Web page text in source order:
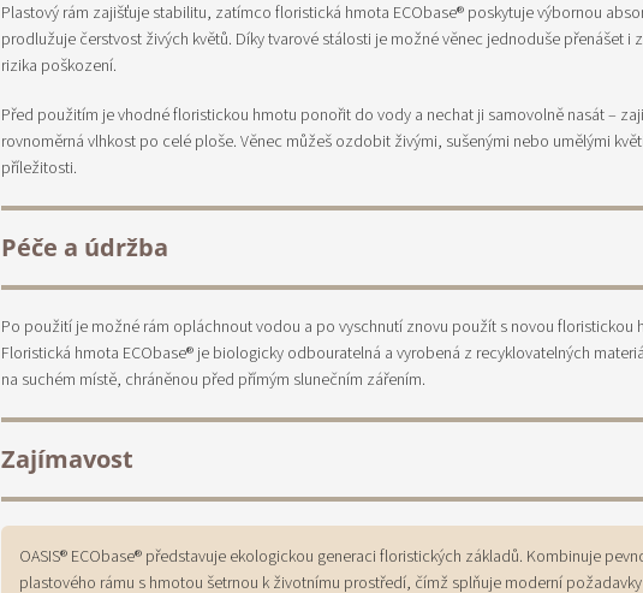
Plastový rám zajišťuje stabilitu, zatímco floristická hmota ECObase® poskytuje výbornou
prodlužuje čerstvost živých květů. Díky tvarové stálosti je možné věnec jednoduše přenášet i
rizika poškození.
Před použitím je vhodné floristickou hmotu ponořit do vody a nechat ji samovolně nasát –
rovnoměrná vlhkost po celé ploše. Věnec můžeš ozdobit živými, sušenými nebo umělými
příležitosti.
Péče a údržba
Po použití je možné rám opláchnout vodou a po vyschnutí znovu použít s novou floristickou
Floristická hmota ECObase® je biologicky odbouratelná a vyrobená z recyklovatelných
na suchém místě, chráněnou před přímým slunečním zářením.
Zajímavost
OASIS® ECObase® představuje ekologickou generaci floristických základů. Kombinuje
plastového rámu s hmotou šetrnou k životnímu prostředí, čímž splňuje moderní